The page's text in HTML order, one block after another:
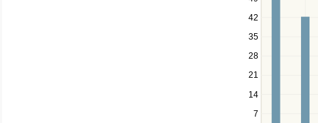
7
14
21
28
35
42
to
navigate
series.
Use
the
and